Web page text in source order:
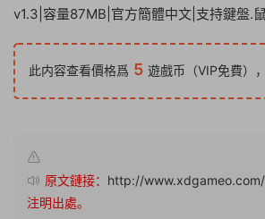
v1.3|容量87MB|官方簡體中文|支持鍵盤.
此内容查看價格爲 5 遊戲币（VIP免費）
原文鏈接： http://
注明出處。